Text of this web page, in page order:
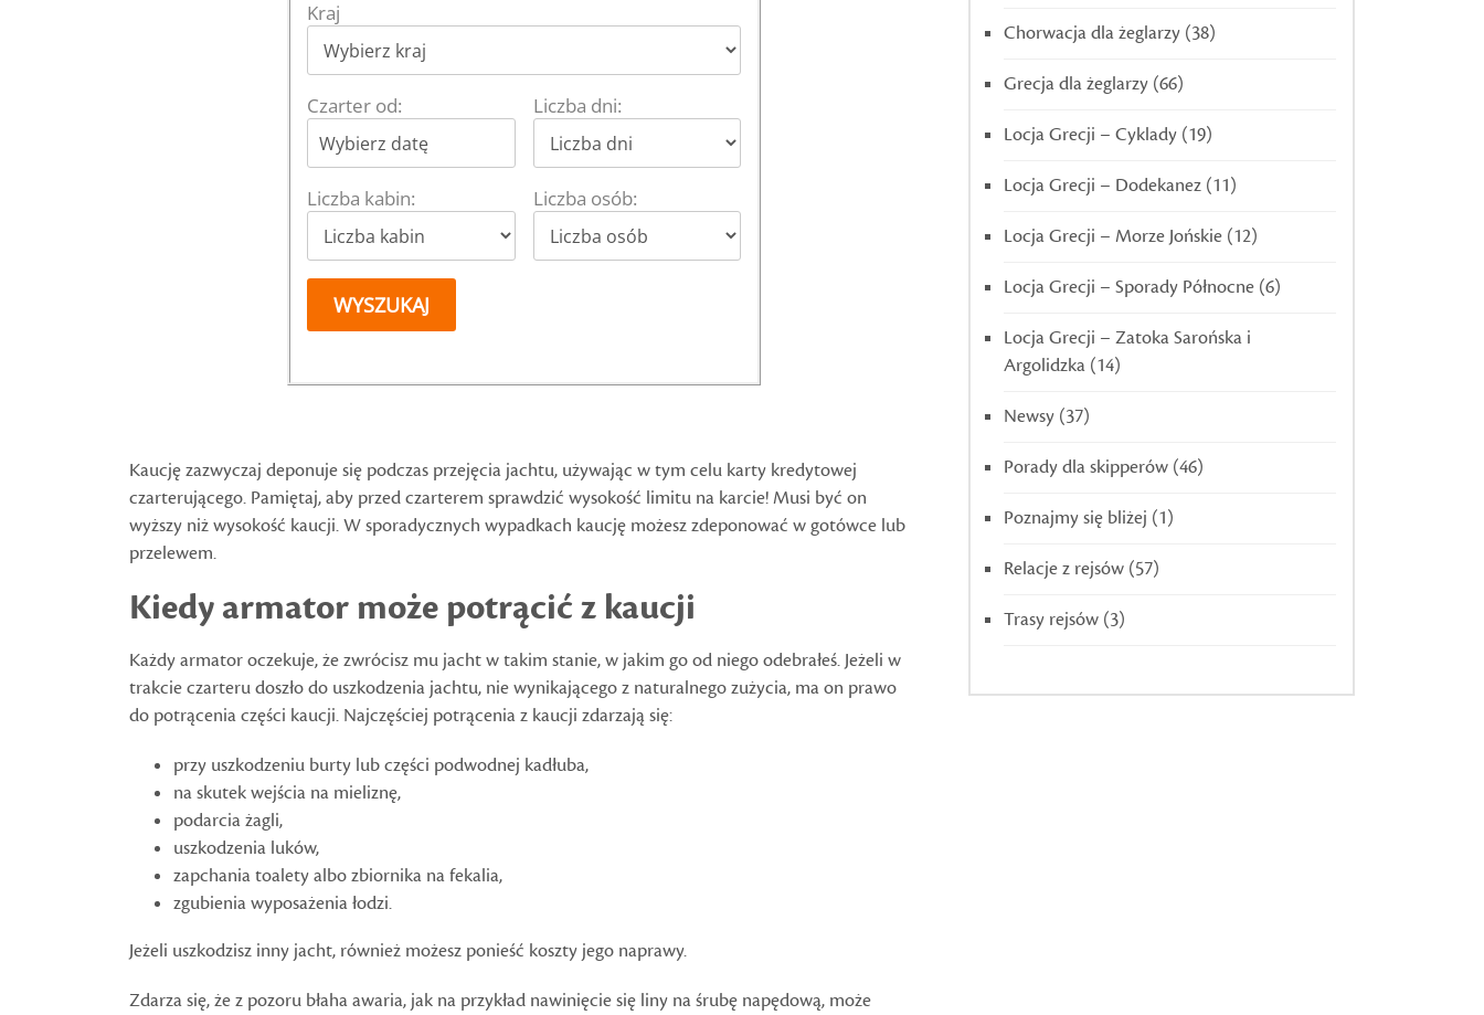
Kaucję zazwyczaj deponuje się podczas przejęcia jachtu, używając w tym celu karty kredytowej
czarterującego. Pamiętaj, aby przed czarterem sprawdzić wysokość limitu na karcie! Musi być on
wyższy niż wysokość kaucji. W sporadycznych wypadkach kaucję możesz zdeponować w gotówce lub
przelewem.
Kiedy armator może potrącić z kaucji
Każdy armator oczekuje, że zwrócisz mu jacht w takim stanie, w jakim go od niego odebrałeś. Jeżeli w
trakcie czarteru doszło do uszkodzenia jachtu, nie wynikającego z naturalnego zużycia, ma on prawo
do potrącenia części kaucji. Najczęściej potrącenia z kaucji zdarzają się:
przy uszkodzeniu burty lub części podwodnej kadłuba,
na skutek wejścia na mieliznę,
podarcia żagli,
uszkodzenia luków,
zapchania toalety albo zbiornika na fekalia,
zgubienia wyposażenia łodzi.
Jeżeli uszkodzisz inny jacht, również możesz ponieść koszty jego naprawy.
Zdarza się, że z pozoru błaha awaria, jak na przykład nawinięcie się liny na śrubę napędową, może
Chorwacja dla żeglarzy (38)
Grecja dla żeglarzy (66)
Locja Grecji – Cyklady (19)
Locja Grecji – Dodekanez (11)
Locja Grecji – Morze Jońskie (12)
Locja Grecji – Sporady Północne (6)
Locja Grecji – Zatoka Sarońska i
Argolidzka (14)
Newsy (37)
Porady dla skipperów (46)
Poznajmy się bliżej (1)
Relacje z rejsów (57)
Trasy rejsów (3)